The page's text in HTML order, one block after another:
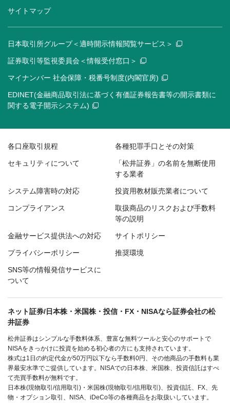
サイトマップ
日本取引所グループ＜適時開示情報閲覧サービス＞
証券取引等監視委員会＜情報受付窓口＞
マイナンバー 社会保障・税番号制度(内閣官房)
EDINET(金融商品取引法に基づく有価証券報告書等の開示書類に
関する電子開示システム)
各口座取引規程 各種犯罪手口とその対策
セキュリティについて
「松井証券」の名前を無断使用
する業者
システム障害時の対応 投資用教材販売業者について
コンプライアンス
取扱商品のリスクおよび手数料
等の説明
金融サービス提供法への対応 サイトポリシー
プライバシーポリシー 推奨環境
SNS等の情報発信サービスに
ついて
ネット証券/日本株・米国株・投信・FX・NISAなら証券会社の松
井証券
松井証券はシンプルな手数料体系、豊富な無料ツールと安心のサポートで
NISAをきっかけに投資を始める初心者の方にも支持されています。
株式は1日の約定代金が50万円以下なら手数料0円、その他商品の手数料も業
界最安水準でご提供しています。NISAでの日本株、米国株、投資信託はすべ
て売買手数料が無料です。
日本株(現物取引/信用取引)・米国株(現物取引/信用取引)、投資信託、FX、先
物・オプション取引、NISA、iDeCo等の各種商品をお取扱いしています。